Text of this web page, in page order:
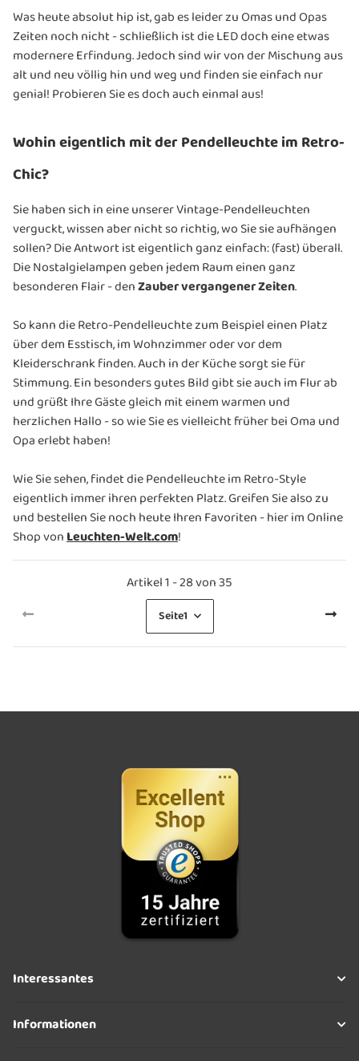
Was heute absolut hip ist, gab es leider zu Omas und Opas
Zeiten noch nicht - schließlich ist die LED doch eine etwas
modernere Erfindung. Jedoch sind wir von der Mischung aus
alt und neu völlig hin und weg und finden sie einfach nur
genial! Probieren Sie es doch auch einmal aus!
Wohin eigentlich mit der Pendelleuchte im Retro-
Chic?
Sie haben sich in eine unserer Vintage-Pendelleuchten
verguckt, wissen aber nicht so richtig, wo Sie sie aufhängen
sollen? Die Antwort ist eigentlich ganz einfach: (fast) überall.
Die Nostalgielampen geben jedem Raum einen ganz
besonderen Flair - denZauber vergangener Zeiten.
So kann die Retro-Pendelleuchte zum Beispiel einen Platz
über dem Esstisch, im Wohnzimmer oder vor dem
Kleiderschrank finden. Auch in der Küche sorgt sie für
Stimmung. Ein besonders gutes Bild gibt sie auch im Flur ab
und grüßt Ihre Gäste gleich mit einem warmen und
herzlichen Hallo - so wie Sie es vielleicht früher bei Oma und
Opa erlebt haben!
Wie Sie sehen, findet die Pendelleuchte im Retro-Style
eigentlich immer ihren perfekten Platz. Greifen Sie also zu
und bestellen Sie noch heute Ihren Favoriten - hier im Online
Shop vonLeuchten-Welt.com!
Artikel 1 - 28 von 35
Seite1
Interessantes
Informationen